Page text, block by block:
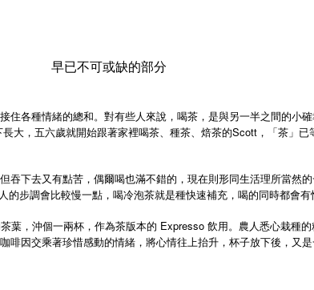
早已不可或缺的部分
各種情緒的總和。對有些人來說，喝茶，是與另一半之間的小
大，五六歲就開始跟著家裡喝茶、種茶、焙茶的Scott，「茶」已
下去又有點苦，偶爾喝也滿不錯的，現在則形同生活理所當然
步調會比較慢一點，喝冷泡茶就是種快速補充，喝的同時都會有
葉，沖個一兩杯，作為茶版本的 Expresso 飲用。農人悉心栽種
啡因交乘著珍惜感動的情緒，將心情往上抬升，杯子放下後，又是